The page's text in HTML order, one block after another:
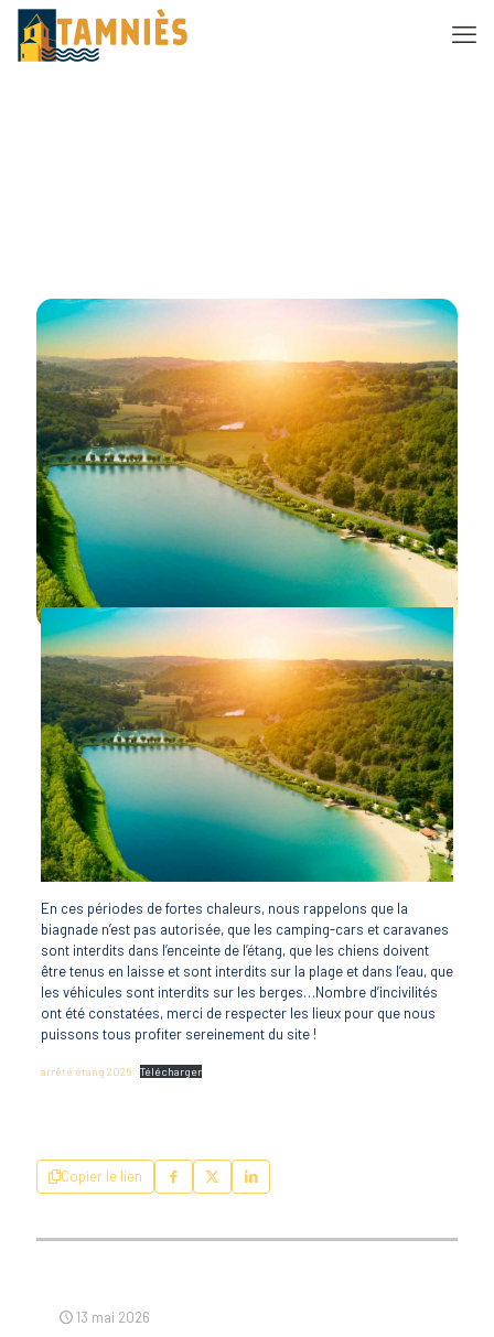
En ces périodes de fortes chaleurs, nous rappelons que la
biagnade n’est pas autorisée, que les camping-cars et caravanes
sont interdits dans l’enceinte de l’étang, que les chiens doivent
être tenus en laisse et sont interdits sur la plage et dans l’eau, que
les véhicules sont interdits sur les berges…Nombre d’incivilités
ont été constatées, merci de respecter les lieux pour que nous
puissons tous profiter sereinement du site !
arrêté étang 2026 Télécharger
Copier le lien
13 mai 2026